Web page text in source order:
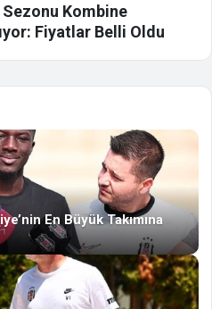
Kombine
Fiyatlar Belli Oldu
En Büyük Takımına